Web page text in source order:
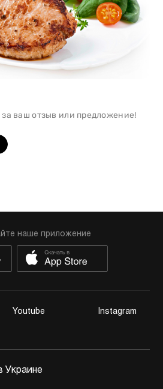
ваш отзыв или предложение!
наше приложение
Youtube Instagram
Украине